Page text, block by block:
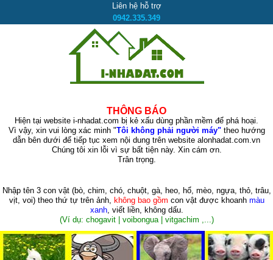
Liên hệ hỗ trợ
0942.335.349
THÔNG BÁO
Hiện tại website i-nhadat.com bị kẻ xấu dùng phần mềm để phá hoại.
Vì vậy, xin vui lòng xác minh "Tôi không phải người máy"theo hướng
dẫn bên dưới để tiếp tục xem nội dung trên website alonhadat.com.vn
Chúng tôi xin lỗi vì sự bất tiện này. Xin cám ơn.
Trân trọng.
Nhập tên 3 con vật (bò, chim, chó, chuột, gà, heo, hổ, mèo, ngựa, thỏ, trâu,
vịt, voi)theo thứ tự trên ảnh, không bao gồm con vật được khoanh màu
xanh, viết liền, không dấu.
(Ví dụ: chogavit | voibongua | vitgachim ,...)